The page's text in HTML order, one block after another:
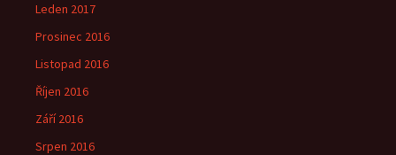
Leden 2017
Prosinec 2016
Listopad 2016
Říjen 2016
Září 2016
Srpen 2016